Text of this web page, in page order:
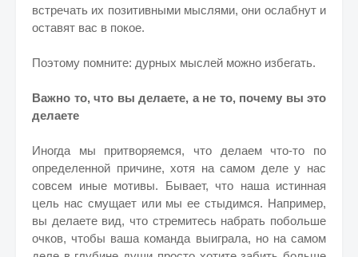
встречать их позитивными мыслями, они ослабнут и
оставят вас в покое.
Поэтому помните: дурных мыслей можно избегать.
Важно то, что вы делаете, а не то, почему вы это
делаете
Иногда мы притворяемся, что делаем что-то по
определенной причине, хотя на самом деле у нас
совсем иные мотивы. Бывает, что наша истинная
цель нас смущает или мы ее стыдимся. Например,
вы делаете вид, что стремитесь набрать побольше
очков, чтобы ваша команда выиграла, но на самом